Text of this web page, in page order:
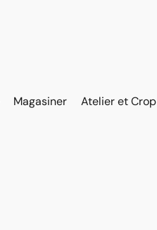
Magasiner Atelier et Crop